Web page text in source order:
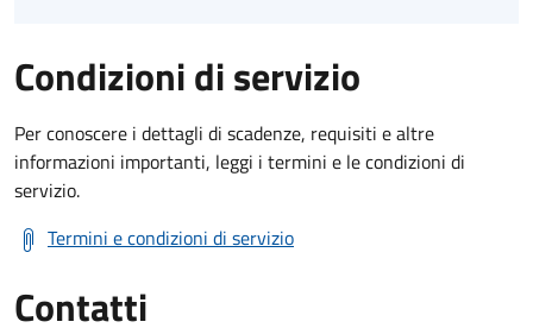
Condizioni di servizio
Per conoscere i dettagli di scadenze, requisiti e altre
informazioni importanti, leggi i termini e le condizioni di
servizio.
Termini e condizioni di servizio
Contatti